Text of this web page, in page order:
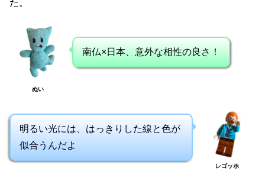
た。
ぬい
南仏×日本、意外な相性の良さ！
明るい光には、はっきりした線と色が
似合うんだよ
レゴッホ